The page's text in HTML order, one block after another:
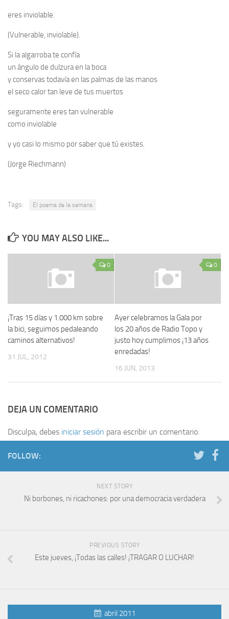
eres inviolable.
(Vulnerable, inviolable).
Si la algarroba te confía
un ángulo de dulzura en la boca
y conservas todavía en las palmas de las manos
el seco calor tan leve de tus muertos
seguramente eres tan vulnerable
como inviolable
y yo casi lo mismo por saber que tú existes.
(Jorge Riechmann)
Tags: El poema de la semana
YOU MAY ALSO LIKE...
0
¡Tras 15 días y 1.000 km sobre
la bici, seguimos pedaleando
caminos alternativos!
31 JUL, 2012
0
Ayer celebramos la Gala por
los 20 años de Radio Topo y
justo hoy cumplimos ¡13 años
enredadas!
16 JUN, 2013
DEJA UN COMENTARIO
Disculpa, debes iniciar sesión para escribir un comentario.
FOLLOW:
NEXT STORY
Ni borbones, ni ricachones: por una democracia verdadera
PREVIOUS STORY
Este jueves, ¡Todas las calles! ¡TRAGAR O LUCHAR!
abril 2011